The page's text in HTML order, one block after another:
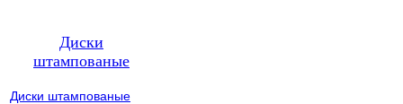
Диски
штампованые
Диски штампованые